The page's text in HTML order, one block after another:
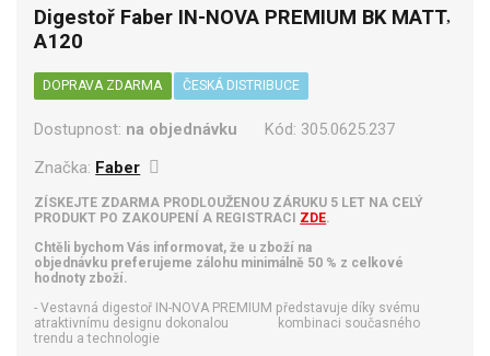
Digestoř Faber IN-NOVA PREMIUM BK MATT
A120
DOPRAVA ZDARMA ČESKÁ DISTRIBUCE
Dostupnost: na objednávku Kód: 305.0625.237
Značka: Faber
ZÍSKEJTE ZDARMA PRODLOUŽENOU ZÁRUKU 5 LET NA CELÝ
PRODUKT PO ZAKOUPENÍ A REGISTRACI ZDE.
Chtěli bychom Vás informovat, že u zboží na
objednávku preferujeme zálohu minimálně 50 % z celkové
hodnoty zboží.
- Vestavná digestoř IN-NOVA PREMIUM představuje díky svému
atraktivnímu designu dokonalou kombinaci současného
trendu a technologie